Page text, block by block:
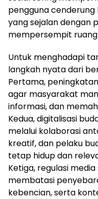
pengguna
yang sejalan dengan
mempersempit
Untuk menghadapi
langkah nyata dari
Pertama,
agar masyarakat
informasi, dan
Kedua, digitalisasi
melalui kolaborasi
kreatif, dan pelaku
tetap hidup dan
Ketiga, regulasi
membatasi
kebencian, serta